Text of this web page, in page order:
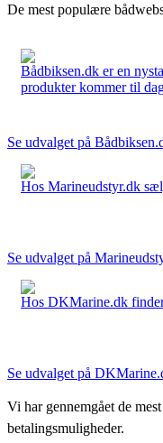
De mest populære
Bådbiksen.dk er en
produkter kommer til
Se udvalget på
Hos Marineudstyr.dk
Se udvalget på
Hos DKMarine.dk
Se udvalget på
Vi har gennemgået de
betalingsmuligheder.